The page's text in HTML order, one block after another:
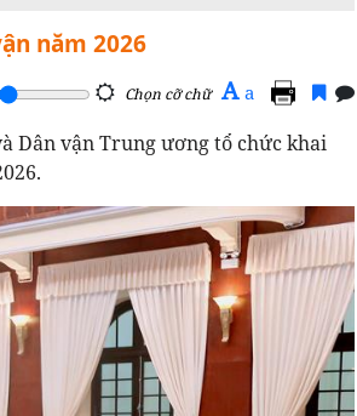
năm 2026
Chọn cỡ chữ A a
Dân vận Trung ương tổ chức khai